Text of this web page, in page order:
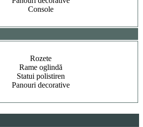
Console
Rozete
Rame oglindă
Statui polistiren
Panouri decorative